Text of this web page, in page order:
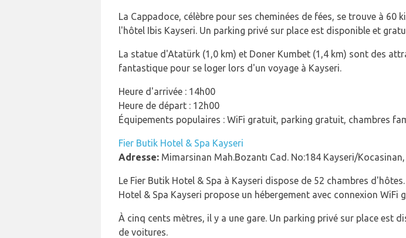
La Cappadoce, célèbre pour ses cheminées de fées, se trouve à
l'hôtel Ibis Kayseri. Un parking privé sur place est disponible et
La statue d'Atatürk (1,0 km) et Doner Kumbet (1,4 km) sont des
fantastique pour se loger lors d'un voyage à Kayseri.
Heure d'arrivée : 14h00
Heure de départ : 12h00
Équipements populaires : WiFi gratuit, parking gratuit, chambres
Fier Butik Hotel & Spa Kayseri
Adresse: Mimarsinan Mah.Bozantı Cad. No:184 Kayseri/
Le Fier Butik Hotel & Spa à Kayseri dispose de 52 chambres
Hotel & Spa Kayseri propose un hébergement avec connexion WiFi
À cinq cents mètres, il y a une gare. Un parking privé sur place est
de voitures.